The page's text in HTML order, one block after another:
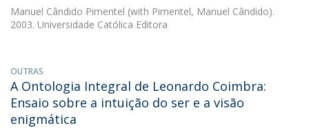
Manuel Cândido Pimentel (with Pimentel, Manuel Cândido).
2003. Universidade Católica Editora
OUTRAS
A Ontologia Integral de Leonardo Coimbra:
Ensaio sobre a intuição do ser e a visão
enigmática